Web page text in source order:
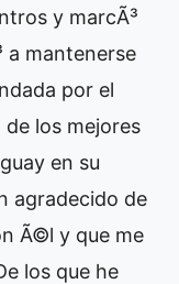
y marcÃ³
a mantenerse
por el
los mejores
en su
agradecido de
Ã©l y que me
los que he